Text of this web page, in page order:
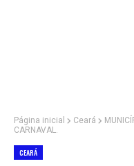
Página inicial Ceará
CARNAVAL.
CEARÁ